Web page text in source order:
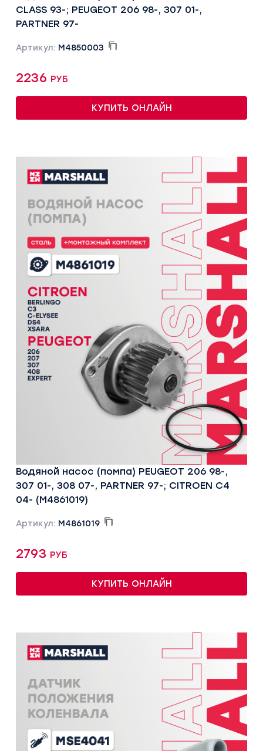
CLASS 93-; PEUGEOT 206 98-, 307 01-,
PARTNER 97-
Артикул: M4850003
2236 руб
КУПИТЬ ОНЛАЙН
Водяной насос (помпа) PEUGEOT 206 98-,
307 01-, 308 07-, PARTNER 97-; CITROEN C4
04- (M4861019)
Артикул: M4861019
2793 руб
КУПИТЬ ОНЛАЙН